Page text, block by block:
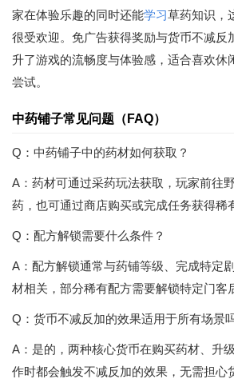
家在体验乐趣的同时还能学习草药知识，
很受欢迎。免广告获得奖励与货币不减反
升了游戏的流畅度与体验感，适合喜欢休
尝试。
中药铺子常见问题（FAQ）
Q：中药铺子中的药材如何获取？
A：药材可通过采药玩法获取，玩家前往
药，也可通过商店购买或完成任务获得稀
Q：配方解锁需要什么条件？
A：配方解锁通常与药铺等级、完成特定
材相关，部分稀有配方需要解锁特定门客
Q：货币不减反加的效果适用于所有场景
A：是的，两种核心货币在购买药材、升
作时都会触发不减反加的效果，无需担心